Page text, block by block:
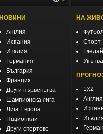
НОВИНИ
Англия
Испания
Италия
Германия
България
Франция
Други първенства
Шампионска лига
Лига Европа
Национали
Други спортове
НА
Футбол
Спорт
1X2
Англия
Италия